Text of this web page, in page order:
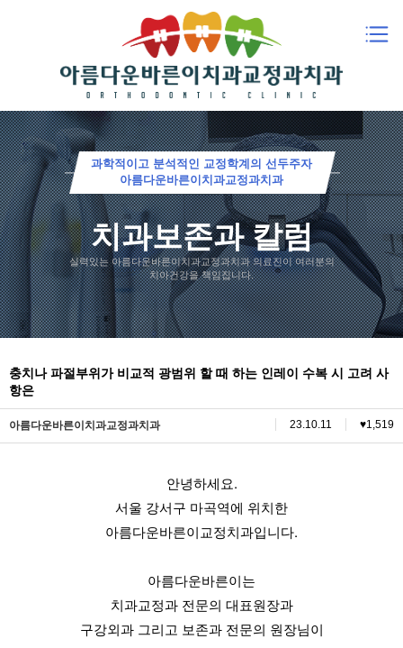
과학적이고 분석적인 교정학계의 선두주자
아름다운바른이치과교정과치과
치과보존과 칼럼
실력있는 아름다운바른이치과교정과치과 의료진이 여러분의
치아건강을 책임집니다.
충치나 파절부위가 비교적 광범위 할 때 하는 인레이 수복 시 고려 사
항은
아름다운바른이치과교정과치과 ♥1,519
23.10.11
안녕하세요.
서울 강서구 마곡역에 위치한
아름다운바른이교정치과입니다.
아름다운바른이는
치과교정과 전문의 대표원장과
구강외과 그리고 보존과 전문의 원장님이